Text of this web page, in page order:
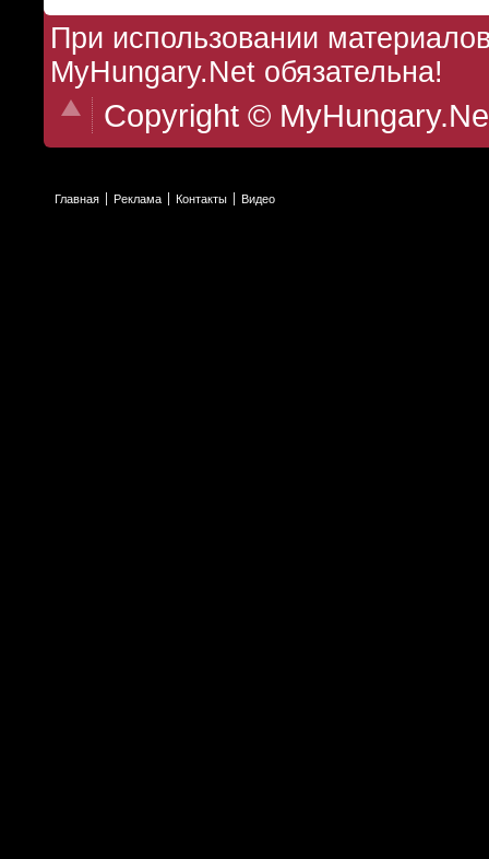
При использовании
MyHungary.Net обязательна!
Copyright ©
Главная Реклама Контакты Видео